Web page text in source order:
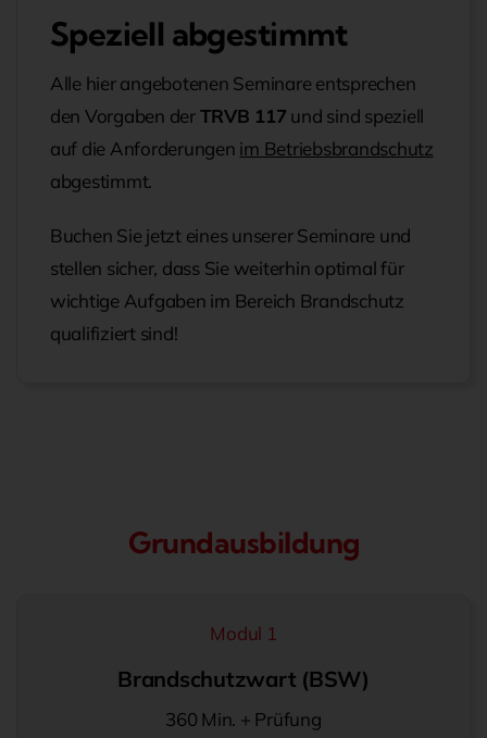
Speziell abgestimmt
Alle hier angebotenen Seminare entsprechen
den Vorgaben derTRVB 117 und sind speziell
auf die Anforderungen im Betriebsbrandschutz
abgestimmt.
Buchen Sie jetzt eines unserer Seminare und
stellen sicher, dass Sie weiterhin optimal für
wichtige Aufgaben im Bereich Brandschutz
qualifiziert sind!
Grundausbildung
Modul 1
Brandschutzwart (BSW)
360 Min. + Prüfung